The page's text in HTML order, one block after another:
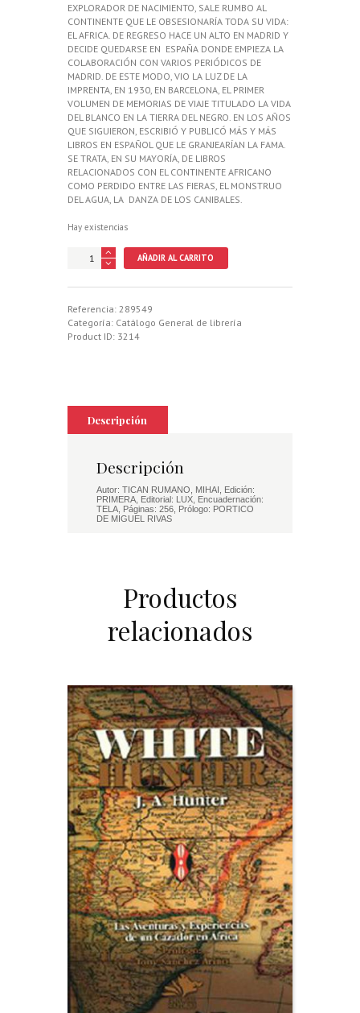
EXPLORADOR DE NACIMIENTO, SALE RUMBO AL
CONTINENTE QUE LE OBSESIONARÍA TODA SU VIDA:
EL AFRICA. DE REGRESO HACE UN ALTO EN MADRID Y
DECIDE QUEDARSE EN ESPAÑA DONDE EMPIEZA LA
COLABORACIÓN CON VARIOS PERIÓDICOS DE
MADRID. DE ESTE MODO, VIO LA LUZ DE LA
IMPRENTA, EN 1930, EN BARCELONA, EL PRIMER
VOLUMEN DE MEMORIAS DE VIAJE TITULADO LA VIDA
DEL BLANCO EN LA TIERRA DEL NEGRO. EN LOS AÑOS
QUE SIGUIERON, ESCRIBIÓ Y PUBLICÓ MÁS Y MÁS
LIBROS EN ESPAÑOL QUE LE GRANJEARÍAN LA FAMA.
SE TRATA, EN SU MAYORÍA, DE LIBROS
RELACIONADOS CON EL CONTINENTE AFRICANO
COMO PERDIDO ENTRE LAS FIERAS, EL MONSTRUO
DEL AGUA, LA DANZA DE LOS CANIBALES.
Hay existencias
LAGO
EL
cantidad
AÑADIR AL CARRITO
Referencia: 289549
Categoría: Catálogo General de librería
Product ID: 3214
Descripción
Descripción
Autor: TICAN RUMANO, MIHAI, Edición:
PRIMERA, Editorial: LUX, Encuadernación:
TELA, Páginas: 256, Prólogo: PORTICO
DE MIGUEL RIVAS
Productos
relacionados